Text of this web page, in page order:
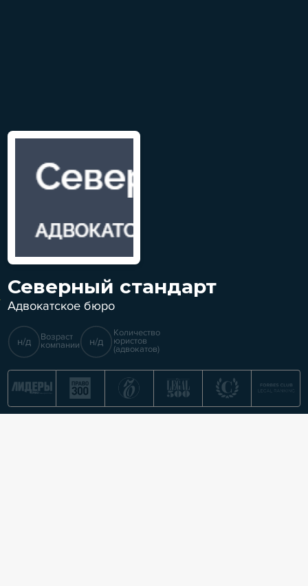
Северный стандарт
Адвокатское бюро
н/д Возраст
компании н/д
Количество
юристов
(адвокатов)